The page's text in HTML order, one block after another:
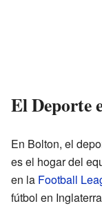
El Deporte
En Bolton, el
es el hogar del
en la Football
fútbol en